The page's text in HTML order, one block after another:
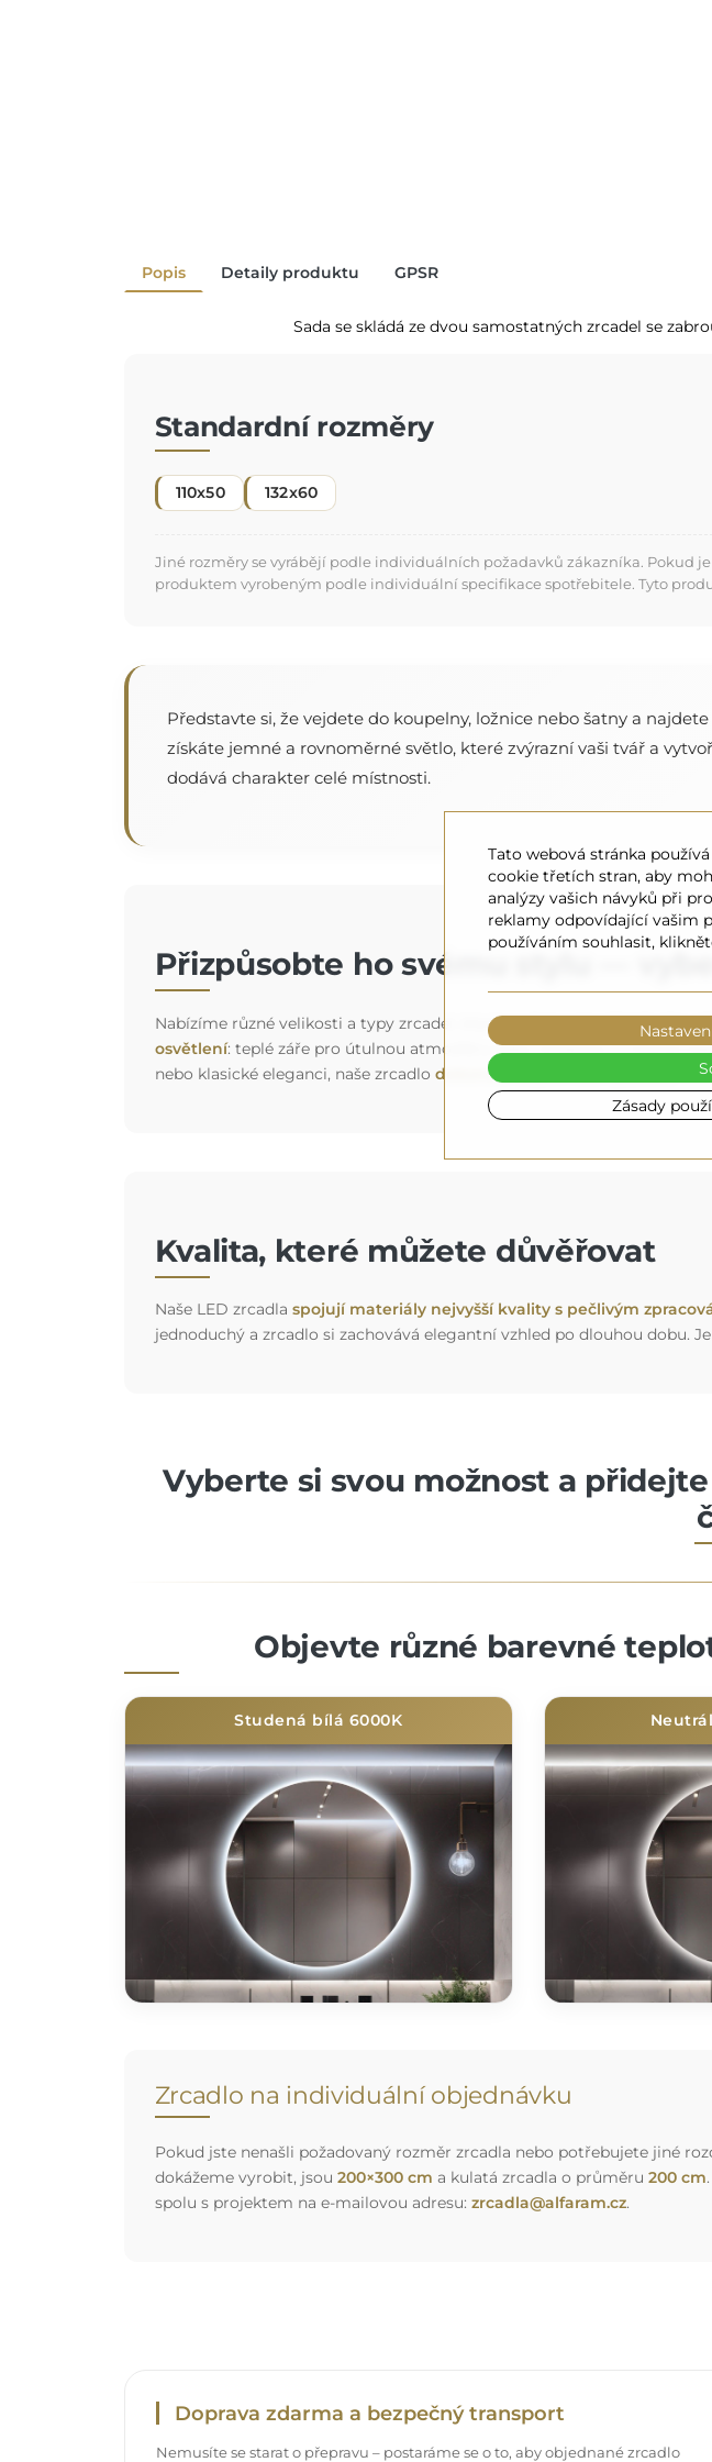
Popis Detaily produktu GPSR
Sada se skládá ze dvou samostatných zrcadel se
Standardní rozměry
110x50 132x60
Jiné rozměry se vyrábějí podle individuálních požadavků zákazníka. Pokud
produktem vyrobeným podle individuální specifikace spotřebitele. Tyto
Představte si, že vejdete do koupelny, ložnice nebo šatny a
získáte jemné a rovnoměrné světlo, které zvýrazní vaši tvář a
dodává charakter celé místnosti.
Přizpůsobte ho svému stylu —
Nabízíme různé velikosti a typy zrcadel, které se dokonale přizpůsobí
osvětlení: teplé záře pro útulnou atmosféru nebo silnějšího a
nebo klasické eleganci, naše zrcadlo dokonale doplní vaši výzdobu
Kvalita, které můžete důvěřovat
Naše LED zrcadla spojují materiály nejvyšší kvality s pečlivým
jednoduchý a zrcadlo si zachovává elegantní vzhled po dlouhou dobu.
Vyberte si svou možnost a
Objevte různé barevné
Studená bílá 6000K
Zrcadlo na individuální objednávku
Pokud jste nenašli požadovaný rozměr zrcadla nebo potřebujete jiné
dokážeme vyrobit, jsou 200×300 cm a kulatá zrcadla o průměru 200 cm
spolu s projektem na e-mailovou adresu: zrcadla@alfaram.cz.
Doprava zdarma a bezpečný transport
Nemusíte se starat o přepravu – postaráme se o to, aby objednané zrcadlo
Tato webová stránka
cookie třetích stran, aby
analýzy vašich návyků při
reklamy odpovídající vašim
používáním souhlasit,
Zásady